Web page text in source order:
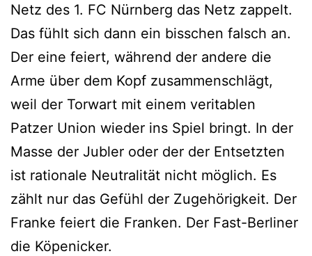
Netz des 1. FC Nürnberg das Netz zappelt.
Das fühlt sich dann ein bisschen falsch an.
Der eine feiert, während der andere die
Arme über dem Kopf zusammenschlägt,
weil der Torwart mit einem veritablen
Patzer Union wieder ins Spiel bringt. In der
Masse der Jubler oder der der Entsetzten
ist rationale Neutralität nicht möglich. Es
zählt nur das Gefühl der Zugehörigkeit. Der
Franke feiert die Franken. Der Fast-Berliner
die Köpenicker.